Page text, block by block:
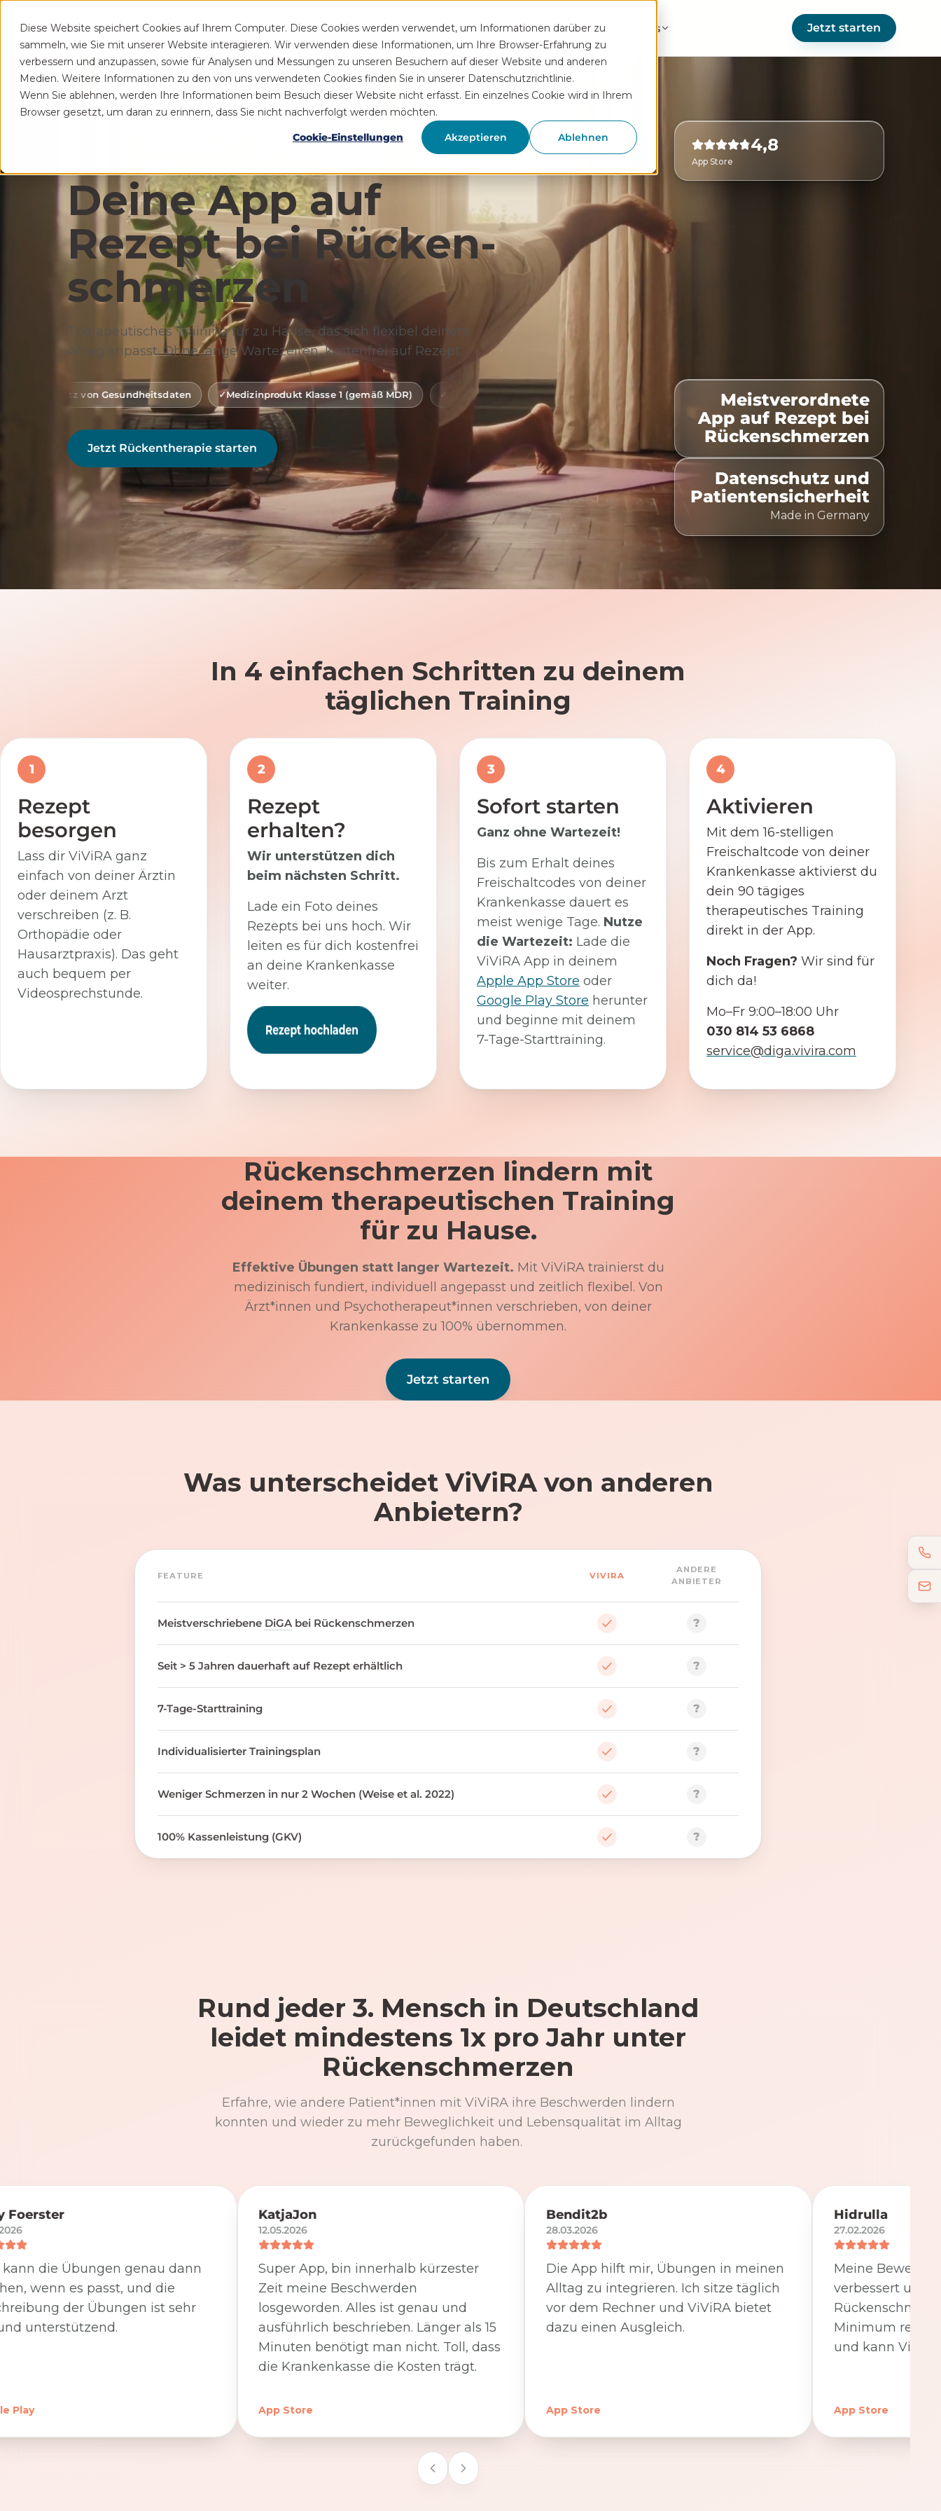
Diese Website speichert Cookies auf Ihrem Computer. Diese Cookies werden verwendet, um Informationen darüber zu
sammeln, wie Sie mit unserer Website interagieren. Wir verwenden diese Informationen, um Ihre Browser-Erfahrung zu
verbessern und anzupassen, sowie für Analysen und Messungen zu unseren Besuchern auf dieser Website und anderen
Medien. Weitere Informationen zu den von uns verwendeten Cookies finden Sie in unserer Datenschutzrichtlinie.
Wenn Sie ablehnen, werden Ihre Informationen beim Besuch dieser Website nicht erfasst. Ein einzelnes Cookie wird in Ihrem
Browser gesetzt, um daran zu erinnern, dass Sie nicht nachverfolgt werden möchten.
Cookie-Einstellungen
Akzeptieren Ablehnen
Patient Praxis Funktionen Rezeptservice Wissen Hilfe Über uns Jetzt starten
4,8
App Store
Meistverordnete
App auf Rezept bei
Rückenschmerzen
Datenschutz und
Patientensicherheit
Made in Germany
Deine App auf
Rezept bei Rücken­
schmerzen
Therapeutisches Training für zu Hause, das sich flexibel deinem
Alltag anpasst. Ohne lange Wartezeiten, kostenfrei auf Rezept.
Gesundheitsdaten Medizinprodukt Klasse 1 (gemäß MDR) Digitale Gesundheitsanwendung (DiGA) 100% Kostenübernahme Zeitlich flexibel
Jetzt Rückentherapie starten
In 4 einfachen Schritten zu deinem
täglichen Training
1
Rezept
besorgen
Lass dir ViViRA ganz
einfach von deiner Ärztin
oder deinem Arzt
verschreiben (z. B.
Orthopädie oder
Hausarztpraxis). Das geht
auch bequem per
Videosprechstunde.
2
Rezept
erhalten?
Wir unterstützen dich
beim nächsten Schritt.
Lade ein Foto deines
Rezepts bei uns hoch. Wir
leiten es für dich kostenfrei
an deine Krankenkasse
weiter.
3
Sofort starten
Ganz ohne Wartezeit!
Bis zum Erhalt deines
Freischaltcodes von deiner
Krankenkasse dauert es
meist wenige Tage. Nutze
die Wartezeit: Lade die
ViViRA App in deinem
Apple App Store oder
Google Play Store herunter
und beginne mit deinem
7-Tage-Starttraining.
4
Aktivieren
Mit dem 16-stelligen
Freischaltcode von deiner
Krankenkasse aktivierst du
dein 90 tägiges
therapeutisches Training
direkt in der App.
Noch Fragen? Wir sind für
dich da!
Mo–Fr 9:00–18:00 Uhr
030 814 53 6868
service@diga.vivira.com
Rückenschmerzen lindern mit
deinem therapeutischen Training
für zu Hause.
Effektive Übungen statt langer Wartezeit. Mit ViViRA trainierst du
medizinisch fundiert, individuell angepasst und zeitlich flexibel. Von
Ärzt*innen und Psychotherapeut*innen verschrieben, von deiner
Krankenkasse zu 100% übernommen.
Jetzt starten
Was unterscheidet ViViRA von anderen
Anbietern?
FEATURE VIVIRA
ANDERE
ANBIETER
Meistverschriebene DiGA bei Rückenschmerzen ?
Seit > 5 Jahren dauerhaft auf Rezept erhältlich ?
7-Tage-Starttraining ?
Individualisierter Trainingsplan ?
Weniger Schmerzen in nur 2 Wochen (Weise et al. 2022) ?
100% Kassenleistung (GKV) ?
Rund jeder 3. Mensch in Deutschland
leidet mindestens 1x pro Jahr unter
Rückenschmerzen
Erfahre, wie andere Patient*innen mit ViViRA ihre Beschwerden lindern
konnten und wieder zu mehr Beweglichkeit und Lebensqualität im Alltag
zurückgefunden haben.
Foerster
die Übungen genau dann
wenn es passt, und die
der Übungen ist sehr
unterstützend.
Play
KatjaJon
12.05.2026
Super App, bin innerhalb kürzester
Zeit meine Beschwerden
losgeworden. Alles ist genau und
ausführlich beschrieben. Länger als 15
Minuten benötigt man nicht. Toll, dass
die Krankenkasse die Kosten trägt.
App Store
Bendit2b
28.03.2026
Die App hilft mir, Übungen in meinen
Alltag zu integrieren. Ich sitze täglich
vor dem Rechner und ViViRA bietet
dazu einen Ausgleich.
App Store
Hidrulla
27.02.2026
Meine
verbessert und
Minimum
und kann
App Store